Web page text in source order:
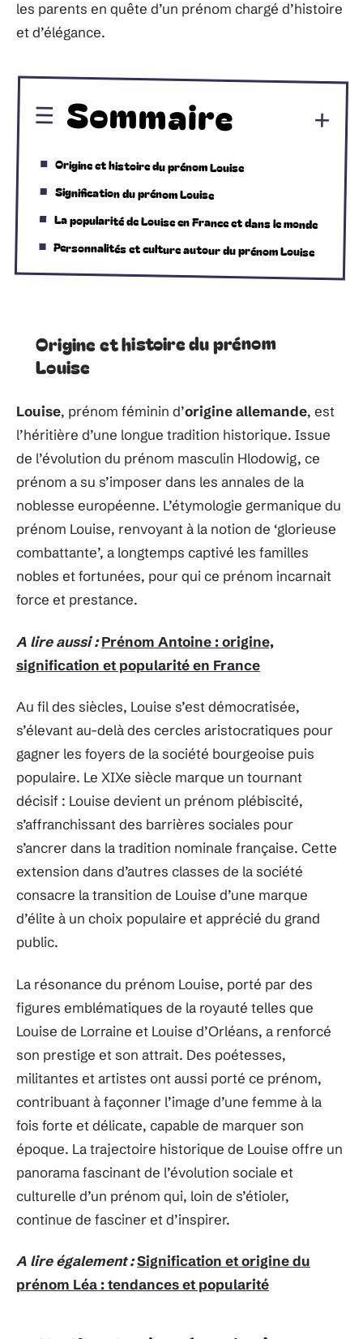
les parents en quête d’un prénom chargé d’histoire
et d’élégance.
Sommaire
Origine et histoire du prénom Louise
Signification du prénom Louise
La popularité de Louise en France et dans le monde
Personnalités et culture autour du prénom Louise
Origine et histoire du prénom
Louise
Louise, prénom féminin d’origine allemande, est
l’héritière d’une longue tradition historique. Issue
de l’évolution du prénom masculin Hlodowig, ce
prénom a su s’imposer dans les annales de la
noblesse européenne. L’étymologie germanique du
prénom Louise, renvoyant à la notion de ‘glorieuse
combattante’, a longtemps captivé les familles
nobles et fortunées, pour qui ce prénom incarnait
force et prestance.
A lire aussi : Prénom Antoine : origine,
signification et popularité en France
Au fil des siècles, Louise s’est démocratisée,
s’élevant au-delà des cercles aristocratiques pour
gagner les foyers de la société bourgeoise puis
populaire. Le XIXe siècle marque un tournant
décisif : Louise devient un prénom plébiscité,
s’affranchissant des barrières sociales pour
s’ancrer dans la tradition nominale française. Cette
extension dans d’autres classes de la société
consacre la transition de Louise d’une marque
d’élite à un choix populaire et apprécié du grand
public.
La résonance du prénom Louise, porté par des
figures emblématiques de la royauté telles que
Louise de Lorraine et Louise d’Orléans, a renforcé
son prestige et son attrait. Des poétesses,
militantes et artistes ont aussi porté ce prénom,
contribuant à façonner l’image d’une femme à la
fois forte et délicate, capable de marquer son
époque. La trajectoire historique de Louise offre un
panorama fascinant de l’évolution sociale et
culturelle d’un prénom qui, loin de s’étioler,
continue de fasciner et d’inspirer.
A lire également :Signification et origine du
prénom Léa : tendances et popularité